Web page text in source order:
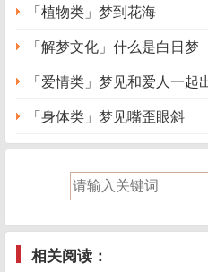
「植物类」梦到花海
「解梦文化」什么是白日梦
「爱情类」梦见和爱人一起
「身体类」梦见嘴歪眼斜
相关阅读：